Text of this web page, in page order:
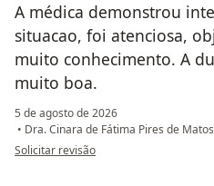
A médica demonstrou
situacao, foi atenciosa,
muito conhecimento. A
muito boa.
5 de agosto de 2026
• Dra. Cinara de Fátima Pires de Matos
na opinião do utilizador SMM
Solicitar revisão